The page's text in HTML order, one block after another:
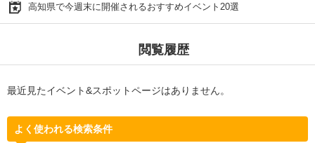
高知県で今週末に開催されるおすすめイベント20選
閲覧履歴
最近見たイベント&スポットページはありません。
よく使われる検索条件